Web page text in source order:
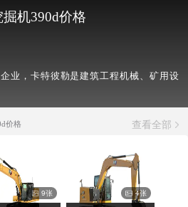
机390d价格
业，卡特彼勒是建筑工程机械、矿用设
价格 查看全部
9张 4张